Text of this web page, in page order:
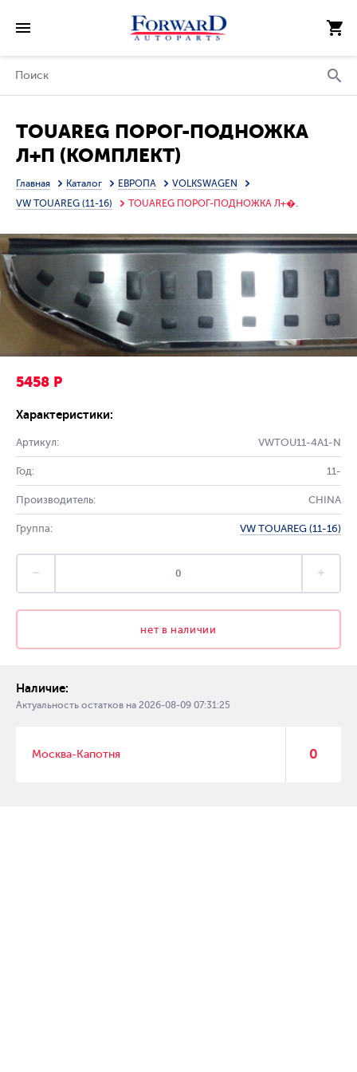
TOUAREG ПОРОГ-ПОДНОЖКА
Л+П (КОМПЛЕКТ)
Главная Каталог ЕВРОПА
VOLKSWAGEN
VW TOUAREG (11-16)
TOUAREG ПОРОГ-ПОДНОЖКА Л+�.
5458 Р
Характеристики:
Артикул: VWTOU11-4A1-N
Год: 11-
Производитель: CHINA
Группа: VW TOUAREG (11-16)
нет в наличии
Наличие:
Актуальность остатков на 2026-08-09 07:31:25
Москва-Капотня 0